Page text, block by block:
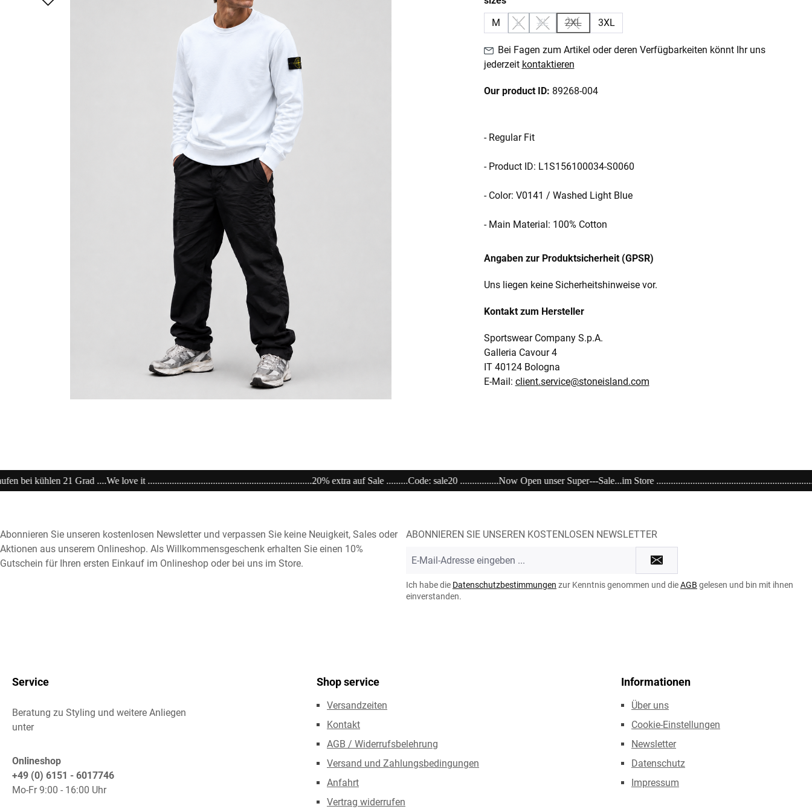
M
L
(Diese Option ist zurzeit nicht verfügbar.)
XL
(Diese Option ist zurzeit nicht verfügbar.)
2XL
(Diese Option ist zurzeit nicht verfügbar.)
3XL
Bei Fagen zum Artikel oder deren Verfügbarkeiten könnt Ihr uns
jederzeit kontaktieren
Our product ID: 89268-004
- Regular Fit
- Product ID: L1S156100034-S0060
- Color: V0141 / Washed Light Blue
- Main Material: 100% Cotton
Angaben zur Produktsicherheit (GPSR)
Uns liegen keine Sicherheitshinweise vor.
Kontakt zum Hersteller
Sportswear Company S.p.A.
Galleria Cavour 4
IT 40124 Bologna
E-Mail: client.service@stoneisland.com
extra auf Sale .........Code: sale20 ................Now Open unser Super---Sale...im Store
Abonnieren Sie unseren kostenlosen Newsletter und verpassen Sie keine Neuigkeit, Sales oder
Aktionen aus unserem Onlineshop. Als Willkommensgeschenk erhalten Sie einen 10%
Gutschein für Ihren ersten Einkauf im Onlineshop oder bei uns im Store.
ABONNIEREN SIE UNSEREN KOSTENLOSEN NEWSLETTER
Mail-
*
Ich habe die Datenschutzbestimmungen zur Kenntnis genommen und dieAGB gelesen und bin mit ihnen
einverstanden.
Service
Beratung zu Styling und weitere Anliegen
unter
Onlineshop
+49 (0) 6151 - 6017746
Mo-Fr 9:00 - 16:00 Uhr
Shop service
Versandzeiten
Kontakt
AGB / Widerrufsbelehrung
Versand und Zahlungsbedingungen
Anfahrt
Vertrag widerrufen
Informationen
Über uns
Cookie-Einstellungen
Newsletter
Datenschutz
Impressum